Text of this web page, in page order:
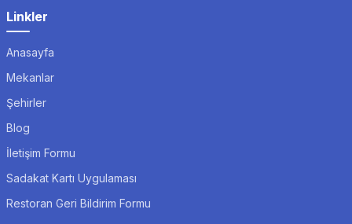
Linkler
Anasayfa
Mekanlar
Şehirler
Blog
İletişim Formu
Sadakat Kartı Uygulaması
Restoran Geri Bildirim Formu